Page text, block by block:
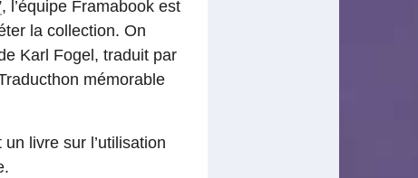
, l’équipe Framabook est
la collection. On
Karl Fogel, traduit par
mémorable
un livre sur l’utilisation